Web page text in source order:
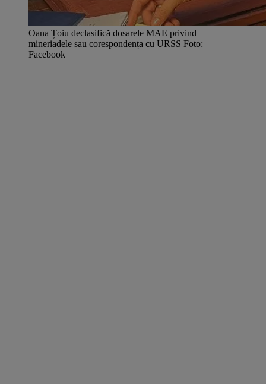
Oana Țoiu declasifică dosarele MAE privind
mineriadele sau corespondența cu URSS Foto:
Facebook